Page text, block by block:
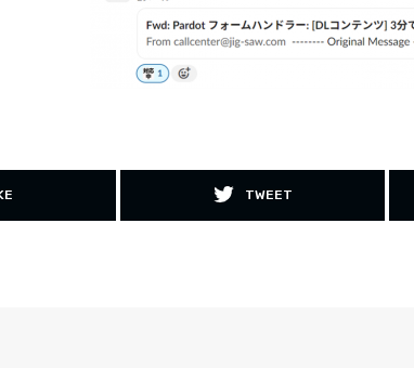
TWEET